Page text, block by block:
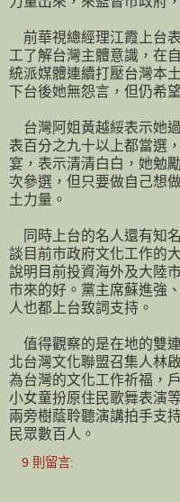
前華視總經理江霞上台
工了解台灣主體意識，在
統派媒體連續打壓台灣本
下台後她無怨言，但仍希
台灣阿姐黃越綏表示她
表百分之九十以上都當選
宴，表示清清白白，她勉
次參選，但只要做自己想
土力量。
同時上台的名人還有知
談目前市政府文化工作的
說明目前投資海外及大陸
市來的好。黨主席蘇進強
人也都上台致詞支持。
值得觀察的是在地的雙
北台灣文化聯盟召集人林
為台灣的文化工作祈福，
小女童扮原住民歌舞表演
兩旁樹蔭聆聽演講拍手支
民眾數百人。
9 則留言: